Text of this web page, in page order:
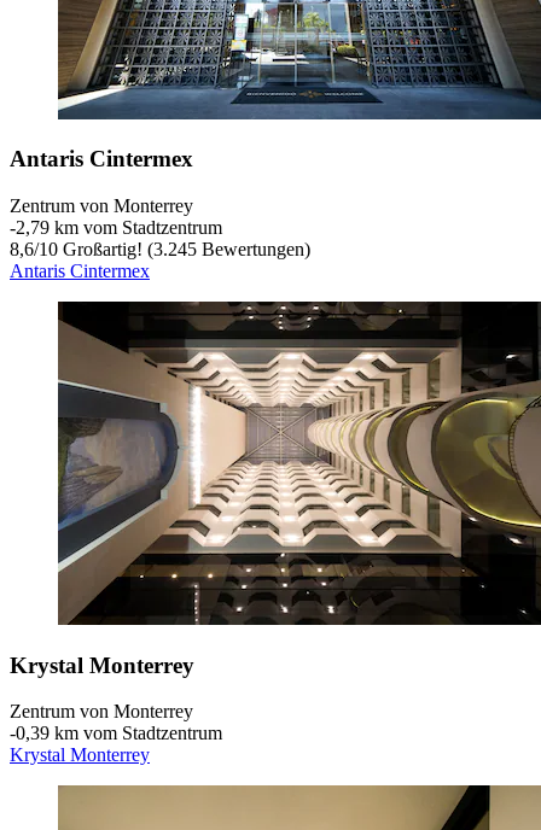
Antaris Cintermex
Zentrum von Monterrey
‐2,79 km vom Stadtzentrum
8,6/10 Großartig! (3.245 Bewertungen)
Antaris Cintermex
Krystal Monterrey
Zentrum von Monterrey
‐0,39 km vom Stadtzentrum
Krystal Monterrey